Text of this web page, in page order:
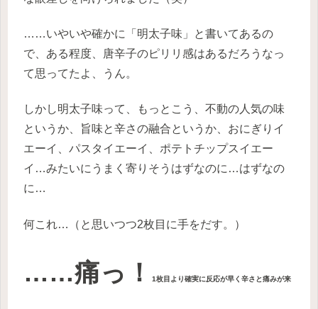
……いやいや確かに「明太子味」と書いてあるの
で、ある程度、唐辛子のピリリ感はあるだろうなっ
て思ってたよ、うん。
しかし明太子味って、もっとこう、不動の人気の味
というか、旨味と辛さの融合というか、おにぎりイ
エーイ、パスタイエーイ、ポテトチップスイエー
イ…みたいにうまく寄りそうはずなのに…はずなの
に…
何これ…（と思いつつ2枚目に手をだす。）
……痛っ！ 1枚目より確実に反応が早く辛さと痛みが来